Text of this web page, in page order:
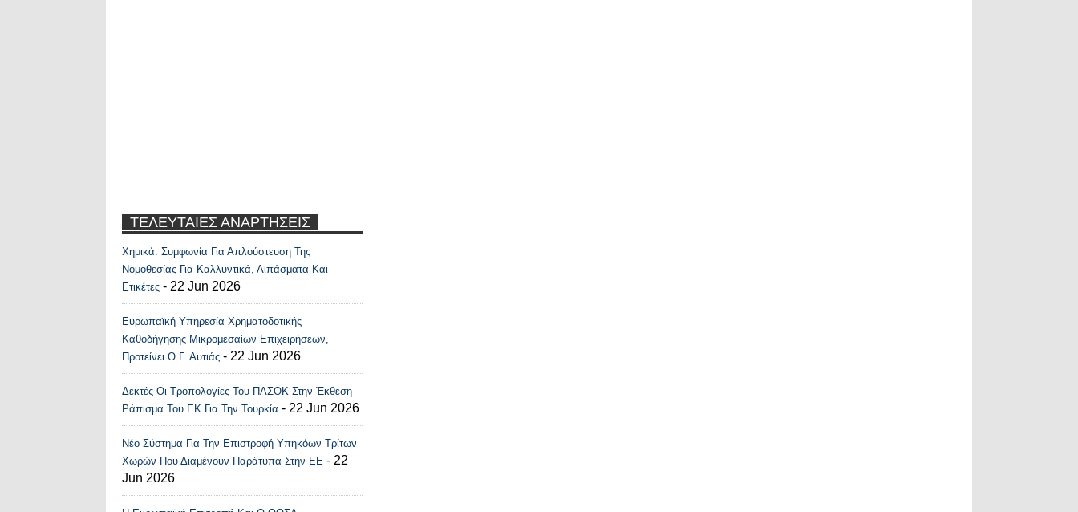
ΤΕΛΕΥΤΑΙΕΣ ΑΝΑΡΤΗΣΕΙΣ
Recent Posts Widget
Χημικά: Συμφωνία Για Απλούστευση Της
Νομοθεσίας Για Καλλυντικά, Λιπάσματα Και
Ετικέτες - 22 Jun 2026
Ευρωπαϊκή Υπηρεσία Χρηματοδοτικής
Καθοδήγησης Μικρομεσαίων Επιχειρήσεων,
Προτείνει Ο Γ. Αυτιάς - 22 Jun 2026
Δεκτές Οι Τροπολογίες Του ΠΑΣΟΚ Στην Έκθεση-
Ράπισμα Του ΕΚ Για Την Τουρκία - 22 Jun 2026
Νέο Σύστημα Για Την Επιστροφή Υπηκόων Τρίτων
Χωρών Που Διαμένουν Παράτυπα Στην ΕΕ - 22
Jun 2026